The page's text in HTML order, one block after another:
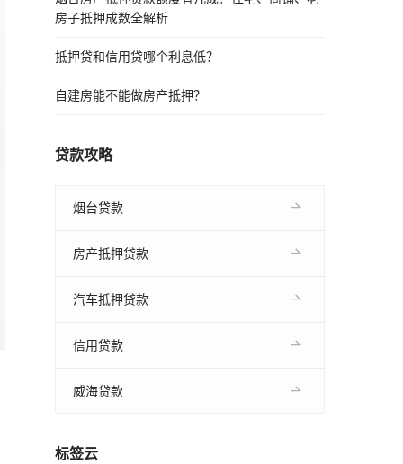
房子抵押成数全解析
抵押贷和信用贷哪个利息低？
自建房能不能做房产抵押？
贷款攻略
烟台贷款
房产抵押贷款
汽车抵押贷款
信用贷款
威海贷款
标签云